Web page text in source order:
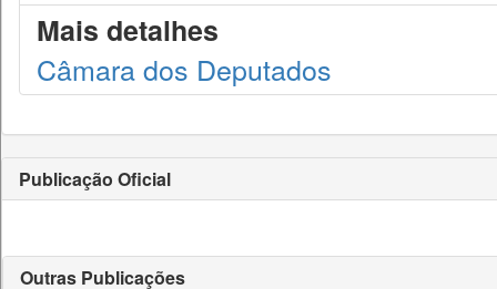
Mais detalhes
Câmara dos Deputados
Publicação Oficial
Outras Publicações